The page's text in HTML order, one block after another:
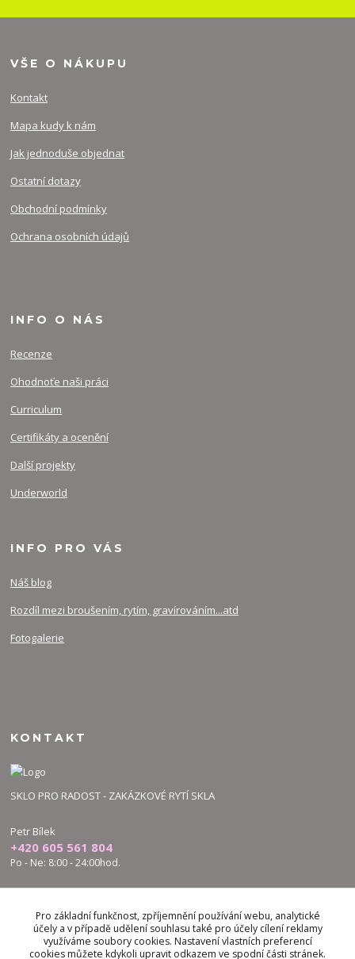
VŠE O NÁKUPU
Kontakt
Mapa kudy k nám
Jak jednoduše objednat
Ostatní dotazy
Obchodní podmínky
Ochrana osobních údajů
INFO O NÁS
Recenze
Ohodnoťe naši práci
Curriculum
Certifikáty a ocenění
Další projekty
Underworld
INFO PRO VÁS
Náš blog
Rozdíl mezi broušením, rytím, gravírováním...atd
Fotogalerie
KONTAKT
SKLO PRO RADOST - ZAKÁZKOVÉ RYTÍ SKLA
Petr Bílek
+420 605 561 804
Po - Ne: 8:00 - 24:00hod.
bilek.petr@skloproradost.cz
Pro základní funkčnost, zpříjemnění používání webu, analytické
účely a v případě udělení souhlasu také pro účely cílení reklamy
využíváme soubory cookies. Nastavení vlastních preferencí
cookies můžete kdykoli upravit odkazem ve spodní části stránek.